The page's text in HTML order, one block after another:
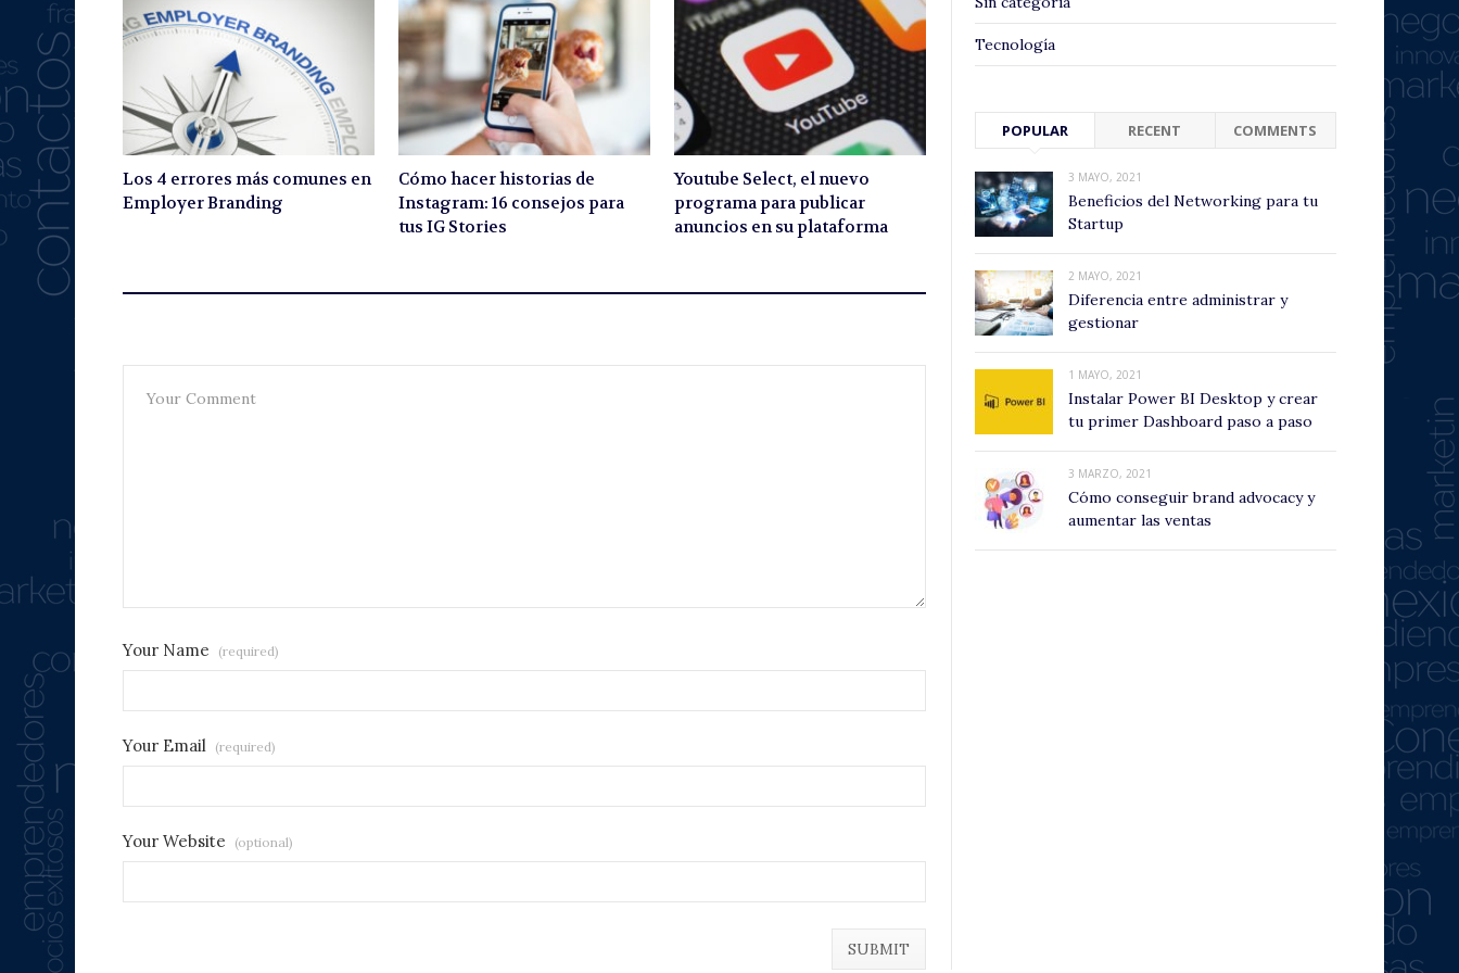
Los 4 errores más comunes en
Employer Branding
Cómo hacer historias de
Instagram: 16 consejos para
tus IG Stories
Youtube Select, el nuevo
programa para publicar
anuncios en su plataforma
Your Name (required)
Your Email (required)
Your Website (optional)
Tecnología
POPULAR RECENT COMMENTS
3 MAYO, 2021
Beneficios del Networking para tu
Startup
2 MAYO, 2021
Diferencia entre administrar y
gestionar
1 MAYO, 2021
Instalar Power BI Desktop y crear
tu primer Dashboard paso a paso
3 MARZO, 2021
Cómo conseguir brand advocacy y
aumentar las ventas